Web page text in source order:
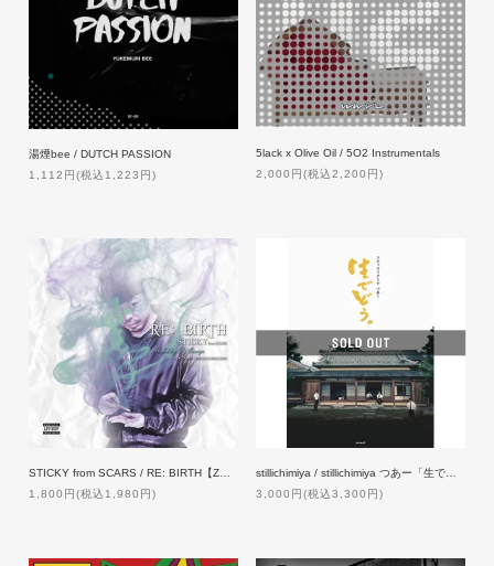
湯煙bee / DUTCH PASSION
1,112円(税込1,223円)
5lack x Olive Oil / 5O2 Instrumentals
2,000円(税込2,200円)
1,800円(税込1,980円)
3,000円(税込3,300円)